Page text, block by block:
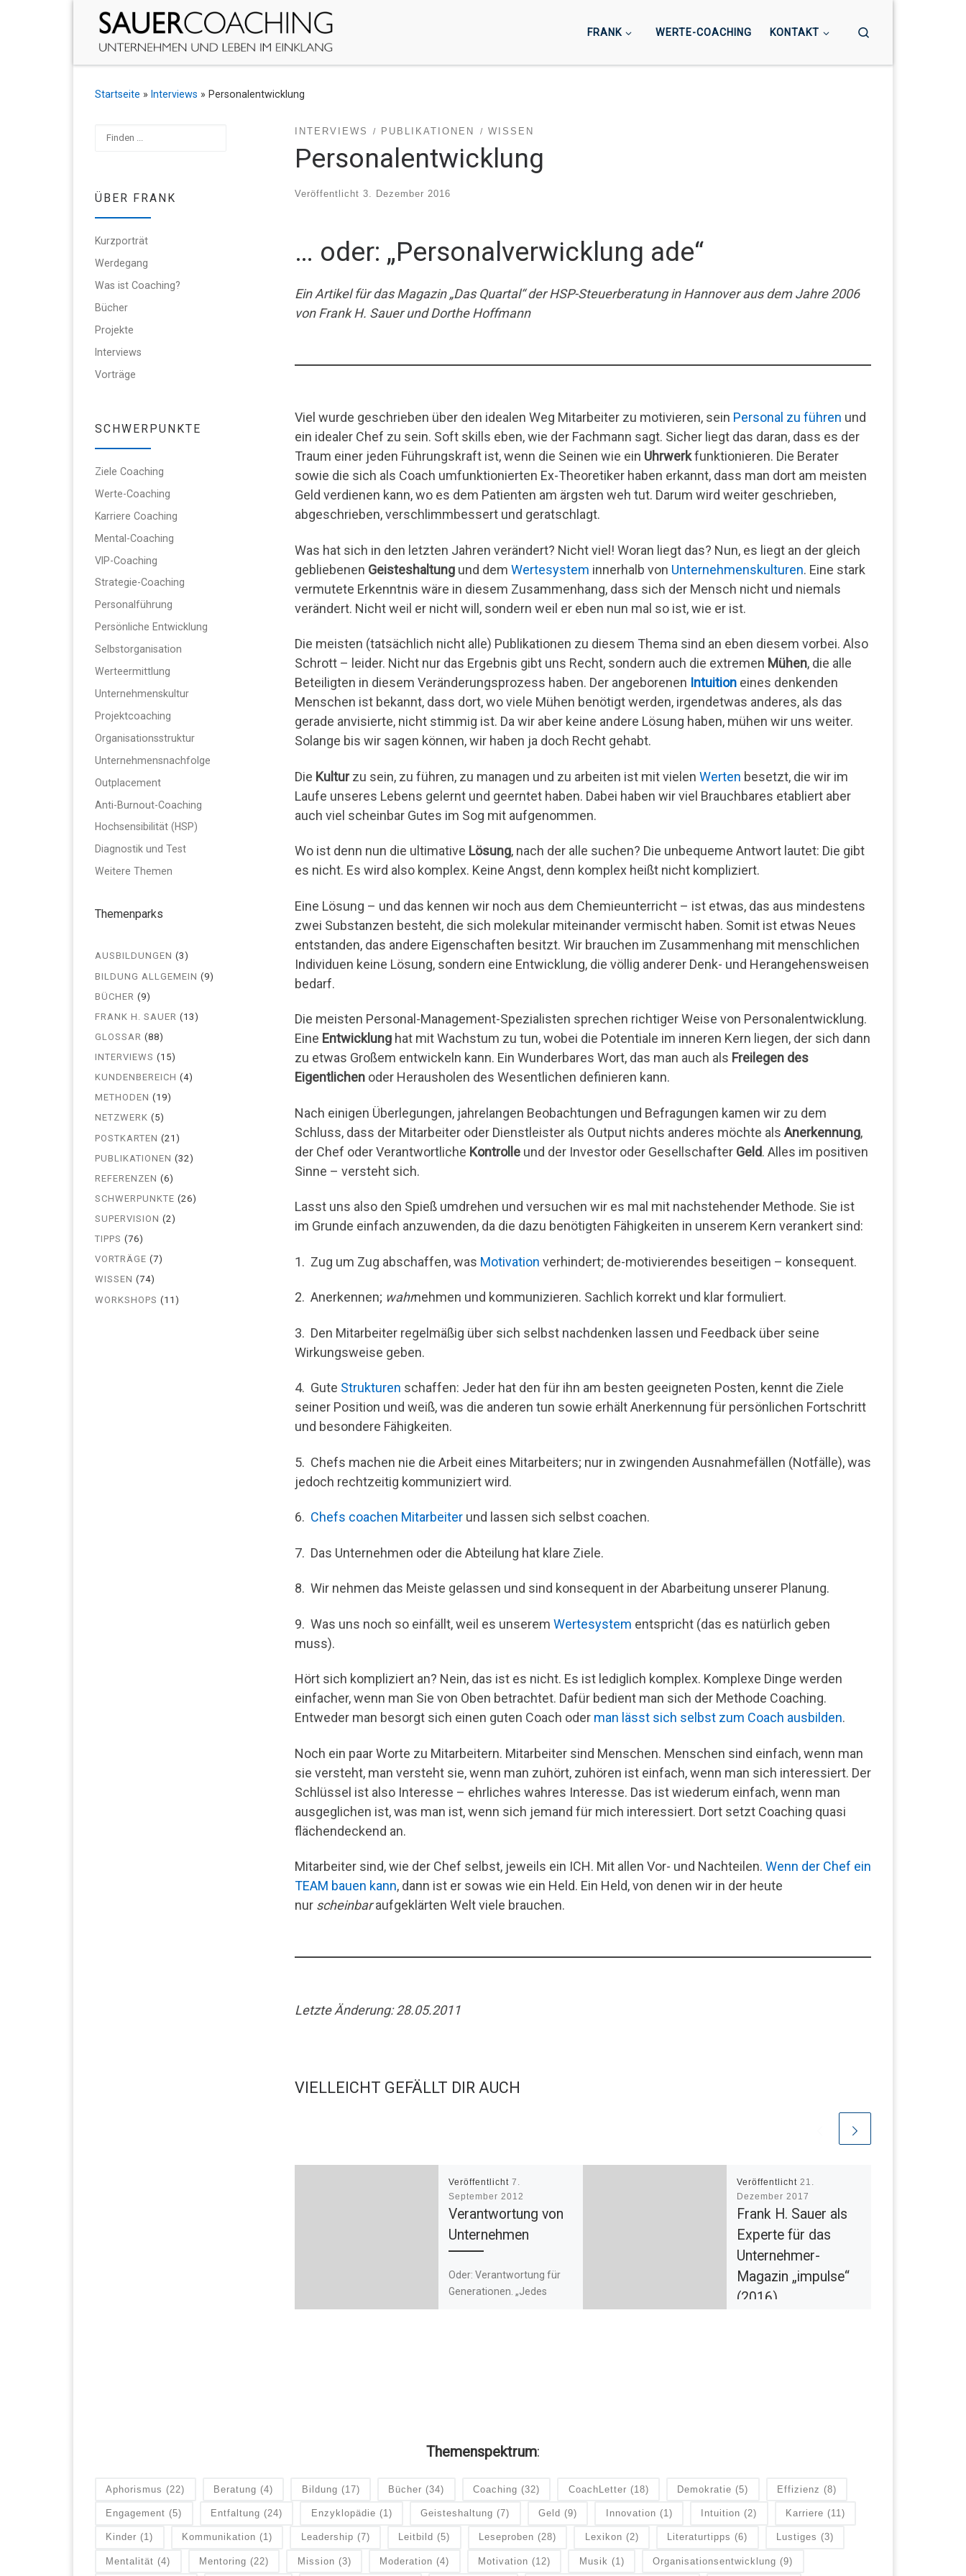
Zum Inhalt springen
FRANK WERTE-COACHING KONTAKT
Startseite » Interviews » Personalentwicklung
INTERVIEWS PUBLIKATIONEN WISSEN
Personalentwicklung
Veröffentlicht 3. Dezember 2016
… oder: „Personalverwicklung ade“
Ein Artikel für das Magazin „Das Quartal“ der HSP-Steuerberatung in Hannover aus dem Jahre 2006
von Frank H. Sauer und Dorthe Hoffmann
Viel wurde geschrieben über den idealen Weg Mitarbeiter zu motivieren, sein Personal zu führen und
ein idealer Chef zu sein. Soft skills eben, wie der Fachmann sagt. Sicher liegt das daran, dass es der
Traum einer jeden Führungskraft ist, wenn die Seinen wie ein Uhrwerkfunktionieren. Die Berater
sowie die sich als Coach umfunktionierten Ex-Theoretiker haben erkannt, dass man dort am meisten
Geld verdienen kann, wo es dem Patienten am ärgsten weh tut. Darum wird weiter geschrieben,
abgeschrieben, verschlimmbessert und geratschlagt.
Was hat sich in den letzten Jahren verändert? Nicht viel! Woran liegt das? Nun, es liegt an der gleich
gebliebenen Geisteshaltungund dem Wertesystem innerhalb von Unternehmenskulturen. Eine stark
vermutete Erkenntnis wäre in diesem Zusammenhang, dass sich der Mensch nicht und niemals
verändert. Nicht weil er nicht will, sondern weil er eben nun mal so ist, wie er ist.
Die meisten (tatsächlich nicht alle) Publikationen zu diesem Thema sind an eben diesem vorbei. Also
Schrott – leider. Nicht nur das Ergebnis gibt uns Recht, sondern auch die extremen Mühen, die alle
Beteiligten in diesem Veränderungsprozess haben. Der angeborenen Intuitioneines denkenden
Menschen ist bekannt, dass dort, wo viele Mühen benötigt werden, irgendetwas anderes, als das
gerade anvisierte, nicht stimmig ist. Da wir aber keine andere Lösung haben, mühen wir uns weiter.
Solange bis wir sagen können, wir haben ja doch Recht gehabt.
Die Kulturzu sein, zu führen, zu managen und zu arbeiten ist mit vielen Werten besetzt, die wir im
Laufe unseres Lebens gelernt und geerntet haben. Dabei haben wir viel Brauchbares etabliert aber
auch viel scheinbar Gutes im Sog mit aufgenommen.
Wo ist denn nun die ultimative Lösung, nach der alle suchen? Die unbequeme Antwort lautet: Die gibt
es nicht. Es wird also komplex. Keine Angst, denn komplex heißt nicht kompliziert.
Eine Lösung – und das kennen wir noch aus dem Chemieunterricht – ist etwas, das aus mindestens
zwei Substanzen besteht, die sich molekular miteinander vermischt haben. Somit ist etwas Neues
entstanden, das andere Eigenschaften besitzt. Wir brauchen im Zusammenhang mit menschlichen
Individuen keine Lösung, sondern eine Entwicklung, die völlig anderer Denk- und Herangehensweisen
bedarf.
Die meisten Personal-Management-Spezialisten sprechen richtiger Weise von Personalentwicklung.
Eine Entwicklunghat mit Wachstum zu tun, wobei die Potentiale im inneren Kern liegen, der sich dann
zu etwas Großem entwickeln kann. Ein Wunderbares Wort, das man auch als Freilegen des
Eigentlichenoder Herausholen des Wesentlichen definieren kann.
Nach einigen Überlegungen, jahrelangen Beobachtungen und Befragungen kamen wir zu dem
Schluss, dass der Mitarbeiter oder Dienstleister als Output nichts anderes möchte als Anerkennung,
der Chef oder Verantwortliche Kontrolleund der Investor oder Gesellschafter Geld. Alles im positiven
Sinne – versteht sich.
Lasst uns also den Spieß umdrehen und versuchen wir es mal mit nachstehender Methode. Sie ist
im Grunde einfach anzuwenden, da die dazu benötigten Fähigkeiten in unserem Kern verankert sind:
1. Zug um Zug abschaffen, was Motivation verhindert; de-motivierendes beseitigen – konsequent.
2. Anerkennen; wahrnehmen und kommunizieren. Sachlich korrekt und klar formuliert.
3. Den Mitarbeiter regelmäßig über sich selbst nachdenken lassen und Feedback über seine
Wirkungsweise geben.
4. Gute Strukturen schaffen: Jeder hat den für ihn am besten geeigneten Posten, kennt die Ziele
seiner Position und weiß, was die anderen tun sowie erhält Anerkennung für persönlichen Fortschritt
und besondere Fähigkeiten.
5. Chefs machen nie die Arbeit eines Mitarbeiters; nur in zwingenden Ausnahmefällen (Notfälle), was
jedoch rechtzeitig kommuniziert wird.
6. Chefs coachen Mitarbeiterund lassen sich selbst coachen.
7. Das Unternehmen oder die Abteilung hat klare Ziele.
8. Wir nehmen das Meiste gelassen und sind konsequent in der Abarbeitung unserer Planung.
9. Was uns noch so einfällt, weil es unserem Wertesystem entspricht (das es natürlich geben
muss).
Hört sich kompliziert an? Nein, das ist es nicht. Es ist lediglich komplex. Komplexe Dinge werden
einfacher, wenn man Sie von Oben betrachtet. Dafür bedient man sich der Methode Coaching.
Entweder man besorgt sich einen guten Coach oder man lässt sich selbst zum Coach ausbilden.
Noch ein paar Worte zu Mitarbeitern. Mitarbeiter sind Menschen. Menschen sind einfach, wenn man
sie versteht, man versteht sie, wenn man zuhört, zuhören ist einfach, wenn man sich interessiert. Der
Schlüssel ist also Interesse – ehrliches wahres Interesse. Das ist wiederum einfach, wenn man
ausgeglichen ist, was man ist, wenn sich jemand für mich interessiert. Dort setzt Coaching quasi
flächendeckend an.
Mitarbeiter sind, wie der Chef selbst, jeweils ein ICH. Mit allen Vor- und Nachteilen. Wenn der Chef ein
TEAM bauen kann, dann ist er sowas wie ein Held. Ein Held, von denen wir in der heute
nur scheinbaraufgeklärten Welt viele brauchen.
Letzte Änderung: 28.05.2011
VIELLEICHT GEFÄLLT DIR AUCH
Veröffentlicht7.
September 2012
Verantwortung von
Unternehmen
Oder: Verantwortung für
Generationen. „Jedes
Veröffentlicht21.
Dezember 2017
Frank H. Sauer als
Experte für das
Unternehmer-
Magazin „impulse“
(2016)
ÜBER FRANK
Kurzporträt
Werdegang
Was ist Coaching?
Bücher
Projekte
Interviews
Vorträge
SCHWERPUNKTE
Ziele Coaching
Werte-Coaching
Karriere Coaching
Mental-Coaching
VIP-Coaching
Strategie-Coaching
Personalführung
Persönliche Entwicklung
Selbstorganisation
Werteermittlung
Unternehmenskultur
Projektcoaching
Organisationsstruktur
Unternehmensnachfolge
Outplacement
Anti-Burnout-Coaching
Hochsensibilität (HSP)
Diagnostik und Test
Weitere Themen
Themenparks
AUSBILDUNGEN (3)
BILDUNG ALLGEMEIN (9)
BÜCHER (9)
FRANK H. SAUER (13)
GLOSSAR (88)
INTERVIEWS (15)
KUNDENBEREICH (4)
METHODEN (19)
NETZWERK (5)
POSTKARTEN (21)
PUBLIKATIONEN (32)
REFERENZEN (6)
SCHWERPUNKTE (26)
SUPERVISION (2)
TIPPS (76)
VORTRÄGE (7)
WISSEN (74)
WORKSHOPS (11)
Themenspektrum:
Aphorismus (22) Beratung (4) Bildung (17) Bücher (34) Coaching (32) CoachLetter (18) Demokratie (5) Effizienz (8)
Engagement (5) Entfaltung (24) Enzyklopädie (1) Geisteshaltung (7) Geld (9) Innovation (1) Intuition (2) Karriere (11)
Kinder (1) Kommunikation (1) Leadership (7) Leitbild (5) Leseproben (28) Lexikon (2) Literaturtipps (6) Lustiges (3)
Mentalität (4) Mentoring (22) Mission (3) Moderation (4) Motivation (12) Musik (1) Organisationsentwicklung (9)